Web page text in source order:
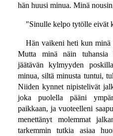
hän huusi minua. Minä
"Sinulle kelpo tytölle eivät
Hän vaikeni heti kun minä
Mutta minä näin
jäätävän kylmyyden
minua, siltä minusta tuntui,
Niiden kynnet nipistelivät
joka puolella pääni
paikkaan, ja vuoteelleni
menettänyt molemmat
tarkemmin tutkia asiaa